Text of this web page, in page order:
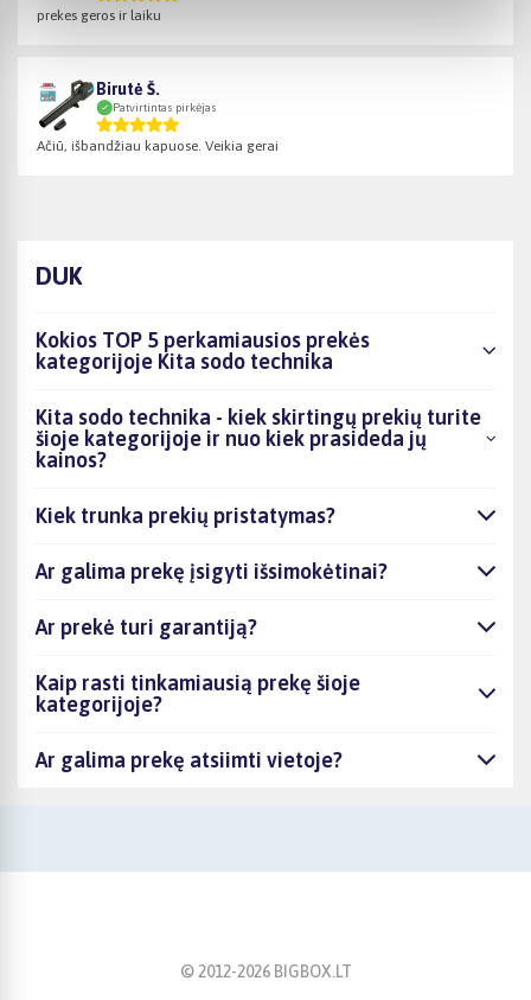
prekes geros ir laiku
Birutė Š.
Patvirtintas pirkėjas
Ačiū, išbandžiau kapuose. Veikia gerai
DUK
Kokios TOP 5 perkamiausios prekės
kategorijoje Kita sodo technika
Kita sodo technika - kiek skirtingų prekių turite
šioje kategorijoje ir nuo kiek prasideda jų
kainos?
Kiek trunka prekių pristatymas?
Ar galima prekę įsigyti išsimokėtinai?
Ar prekė turi garantiją?
Kaip rasti tinkamiausią prekę šioje
kategorijoje?
Ar galima prekę atsiimti vietoje?
© 2012-2026BIGBOX.LT